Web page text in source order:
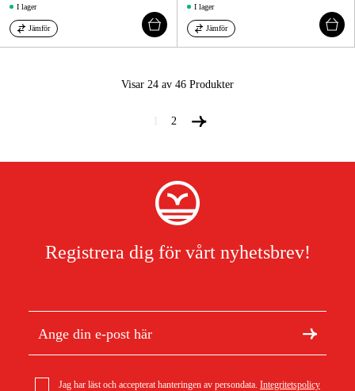
I lager
Jämför
I lager
Jämför
Visar 24 av 46 Produkter
2
Registrera dig för vårt nyhetsbrev!
Jag har läst och accepterat hanteringen av persondata. Integritetspolicy